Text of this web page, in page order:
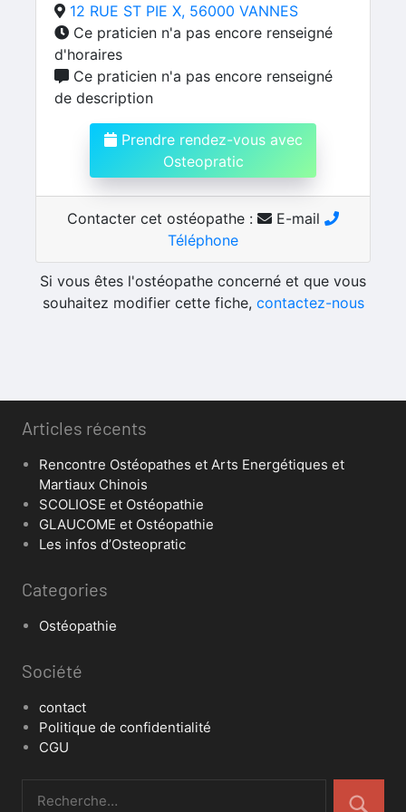
12 RUE ST PIE X, 56000 VANNES
Ce praticien n'a pas encore renseigné
d'horaires
Ce praticien n'a pas encore renseigné
de description
Prendre rendez-vous avec
Osteopratic
Contacter cet ostéopathe :
E-mail
Téléphone
Si vous êtes l'ostéopathe concerné et que vous
souhaitez modifier cette fiche, contactez-nous
Articles récents
Rencontre Ostéopathes et Arts Energétiques et
Martiaux Chinois
SCOLIOSE et Ostéopathie
GLAUCOME et Ostéopathie
Les infos d’Osteopratic
Categories
Ostéopathie
Société
contact
Politique de confidentialité
CGU